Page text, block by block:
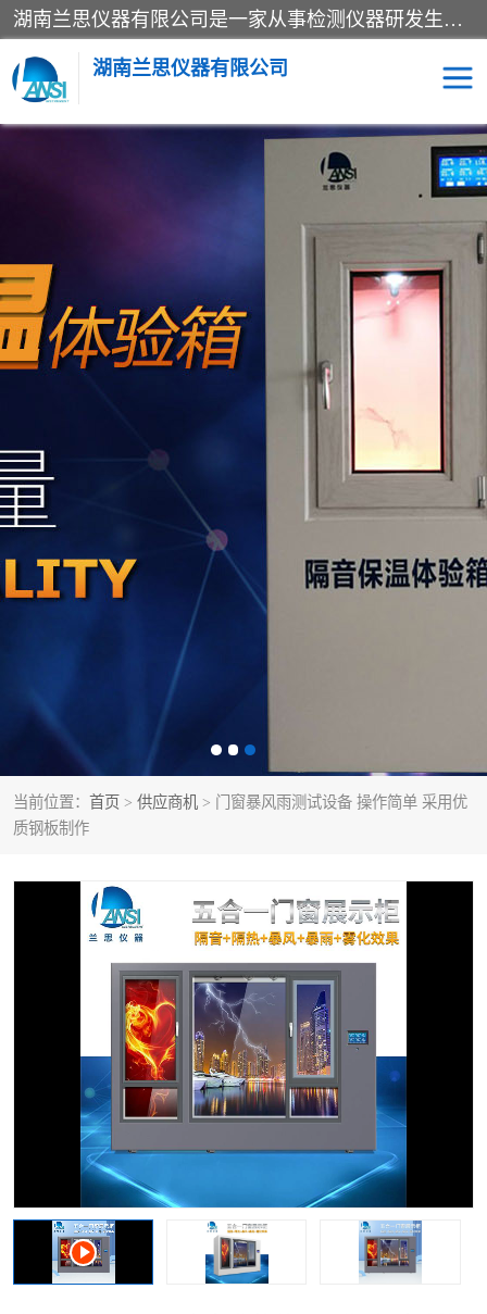
湖南兰思仪器有限公司是一家从事检测仪器研发生产销售和维修保养服务的综合型企业，产品符合国际标准可按需定制专业售前售后工程师，主要有门窗性能体验箱、门窗隔音展示箱、恒温恒湿试验箱、步入式恒温恒湿房、高低温试验箱、老化试验箱、老化试验房、恒温恒湿培养箱、水泥标准养护试验箱、电热鼓风干燥试验箱、真空干燥箱、工业烤箱、盐雾腐蚀试验箱等。
湖南兰思仪器有限公司
当前位置： 首页 > 供应商机 > 门窗暴风雨测试设备 操作简单 采用优
质钢板制作
恒温恒湿试验箱
门窗体验箱